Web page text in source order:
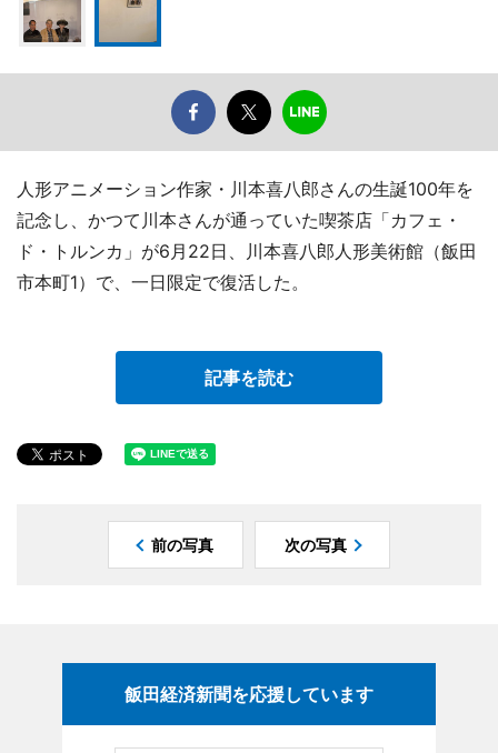
人形アニメーション作家・川本喜八郎さんの生誕100年を
記念し、かつて川本さんが通っていた喫茶店「カフェ・
ド・トルンカ」が6月22日、川本喜八郎人形美術館（飯田
市本町1）で、一日限定で復活した。
記事を読む
前の写真 次の写真
飯田経済新聞を応援しています